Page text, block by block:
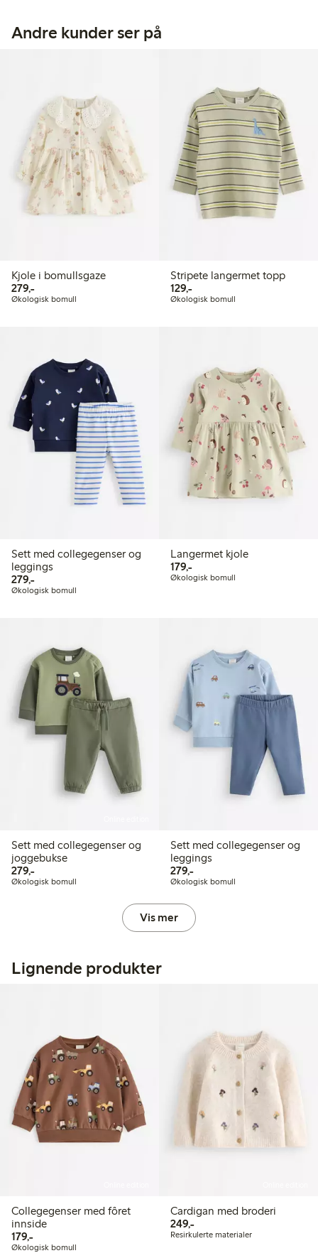
Andre kunder ser på
Kjole i bomullsgaze
279,-279,00 kr
Økologisk bomull
Stripete langermet topp
129,-129,00 kr
Økologisk bomull
Sett med collegegenser og
leggings
279,-279,00 kr
Økologisk bomull
Langermet kjole
179,-179,00 kr
Økologisk bomull
Sett med collegegenser og
joggebukse
279,-279,00 kr
Økologisk bomull
Sett med collegegenser og
leggings
279,-279,00 kr
Økologisk bomull
Vis mer
Lignende produkter
Collegegenser med fôret
innside
179,-179,00 kr
Økologisk bomull
Cardigan med broderi
249,-249,00 kr
Resirkulerte materialer